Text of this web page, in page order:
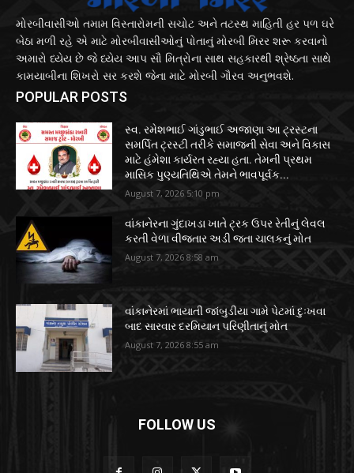
મોરબીવાસીઓ તમામ વિસ્તારોમની સચોટ અને તટસ્થ માહિતી હર પળ ઘરે
બેઠા મળી રહે એ માટે મોરબીવાસીઓનું પોતાનું મોરબી મિરર શરૂ કરવાનો
અમારો ધ્યેય છે જે ધ્યેય આપ સૌ મિત્રોના સાથ સહકારથી શ્રેષ્ઠતા સાથે
કામયાબીના શિખરો સર કરશે જેના માટે મોરબી ગૌરવ અનુભવશે.
POPULAR POSTS
સ્વ. રમેશભાઈ ગાંડુભાઈ અજાણા આ ટ્રસ્ટના
સમર્પિત ટ્રસ્ટી તરીકે સમાજની સેવા અને વિકાસ
માટે હંમેશા કાર્યરત રહ્યા હતા. તેમની પ્રથમ
માસિક પુણ્યતિથિએ તેમને ભાવપૂર્વક...
August 7, 2026 5:10 pm
વાંકાનેરના ગુંદાખડા ખાતે ટ્રક ઉપર રેતીનું લેવલ
કરતી વેળા વીજતાર અડી જતા ચાલકનું મોત
August 7, 2026 8:58 am
વાંકાનેરમાં ભાયાતી જાંબુડીયા ગામે પેટમાં દુઃખવા
બાદ સારવાર દરમિયાન પરિણીતાનું મોત
August 7, 2026 8:55 am
FOLLOW US